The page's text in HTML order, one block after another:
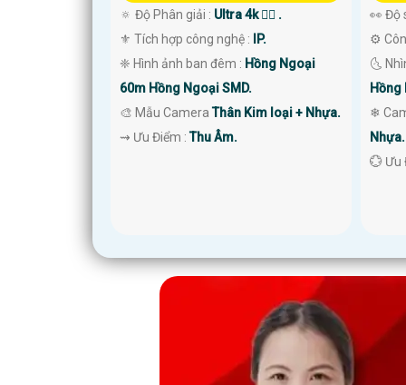
🔅 Độ Phân giải : Ultra 4k 👍🏾 .
⚜️ Tích hợp công nghệ :
IP.
❈ Hình ảnh ban đêm : Hồng Ngoại
60m Hồng Ngoại SMD.
🎨 Mẫu CameraThân Kim loại + Nhựa.
️⇝ Ưu Điểm :Thu Âm.
👀 Độ
⚙
🌜
Hồng
❄
Nhựa.
️💮 Ưu